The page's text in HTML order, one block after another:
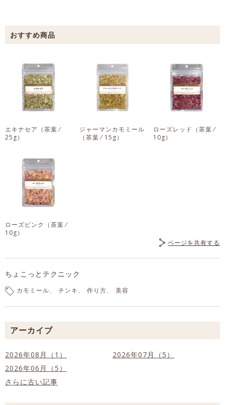
エキナセア （茶葉 ⁄
25g）
ジャーマンカモミール
（茶葉 ⁄ 15g）
ローズレッド （茶葉 ⁄
10g）
ローズピンク （茶葉 ⁄
10g）
ページを共有する
ちょこっとテクニック
カモミール チンキ 作り方 美容
アーカイブ
2026年08月（1）
2026年07月（5）
2026年06月（5）
さらに古い記事